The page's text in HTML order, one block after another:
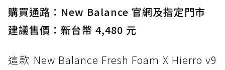
購買通路：New Balance 官網及指定門市
建議售價：新台幣 4,480 元
這款 New Balance Fresh Foam X Hierro v9